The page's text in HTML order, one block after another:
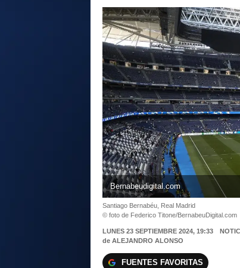
Bernabeudigital.com
Santiago Bernabéu, Real Madrid
© foto de Federico Titone/BernabeuDigital.com
LUNES 23 SEPTIEMBRE 2024, 19:33
de ALEJANDRO ALONSO
FUENTES FAVORITAS